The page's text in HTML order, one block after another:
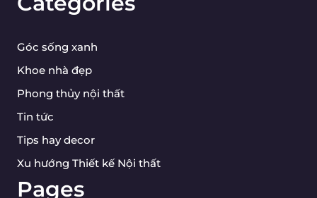
Góc sống xanh
Khoe nhà đẹp
Phong thủy nội thất
Tin tức
Tips hay decor
Xu hướng Thiết kế Nội thất
Pages